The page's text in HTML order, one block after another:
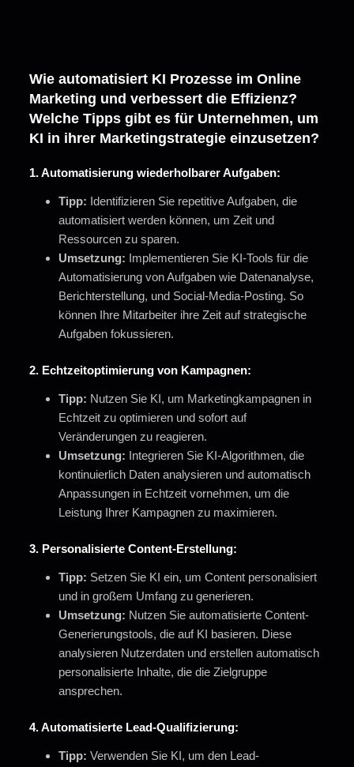
Wie automatisiert KI Prozesse im Online
Marketing und verbessert die Effizienz?
Welche Tipps gibt es für Unternehmen, um
KI in ihrer Marketingstrategie einzusetzen?
1. Automatisierung wiederholbarer Aufgaben:
Tipp: Identifizieren Sie repetitive Aufgaben, die
automatisiert werden können, um Zeit und
Ressourcen zu sparen.
Umsetzung: Implementieren Sie KI-Tools für die
Automatisierung von Aufgaben wie Datenanalyse,
Berichterstellung, und Social-Media-Posting. So
können Ihre Mitarbeiter ihre Zeit auf strategische
Aufgaben fokussieren.
2. Echtzeitoptimierung von Kampagnen:
Tipp: Nutzen Sie KI, um Marketingkampagnen in
Echtzeit zu optimieren und sofort auf
Veränderungen zu reagieren.
Umsetzung: Integrieren Sie KI-Algorithmen, die
kontinuierlich Daten analysieren und automatisch
Anpassungen in Echtzeit vornehmen, um die
Leistung Ihrer Kampagnen zu maximieren.
3. Personalisierte Content-Erstellung:
Tipp: Setzen Sie KI ein, um Content personalisiert
und in großem Umfang zu generieren.
Umsetzung: Nutzen Sie automatisierte Content-
Generierungstools, die auf KI basieren. Diese
analysieren Nutzerdaten und erstellen automatisch
personalisierte Inhalte, die die Zielgruppe
ansprechen.
4.Automatisierte Lead-Qualifizierung:
Tipp: Verwenden Sie KI, um den Lead-